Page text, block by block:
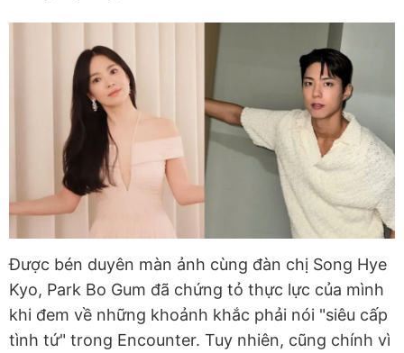
Được bén duyên màn ảnh cùng đàn chị Song Hye
Kyo, Park Bo Gum đã chứng tỏ thực lực của mình
khi đem về những khoảnh khắc phải nói "siêu cấp
tình tứ" trong Encounter. Tuy nhiên, cũng chính vì